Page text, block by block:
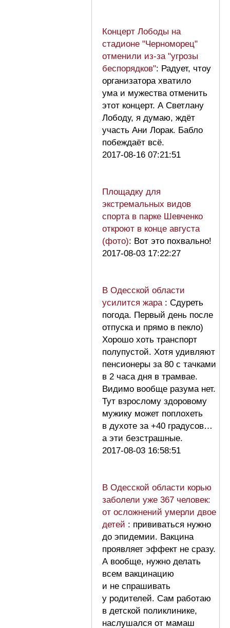
Концерт Лободы на
стадионе "Черноморец"
отменили из-за "угрозы
беспорядков": Радует, чтоу
организатора хватило
ума и мужества отменить
этот концерт. А Светлану
Лободу, я думаю, ждёт
участь Ани Лорак. Бабло
побеждаёт всё.
2017-08-16 07:21:51
Площадку для
экстремальных видов
спорта в парке Шевченко
откроют в конце августа
(фото): Вот это похвально!
2017-08-03 17:22:27
В Одесской области
усилится жара : Сдуреть
погода. Первый день после
отпуска и прямо в пекло)
Хорошо хоть транспорт
полупустой. Хотя удивляют
пенсионеры за 80 с тачками
в 2 часа дня в трамвае.
Видимо вообще разума нет.
Тут взрослому здоровому
мужику может поплохеть
в духоте за +40 градусов…
а эти безстрашные.
2017-08-03 16:58:51
В Одесской области корью
заболели уже 367 человек:
от осложнений умерли двое
детей : прививаться нужно
до эпидемии. Вакцина
проявляет эффект не сразу.
А вообще, нужно делать
всем вакцинацию
и не спрашивать
у родителей. Сам работаю
в детской поликлинике,
наслушался от мамаш